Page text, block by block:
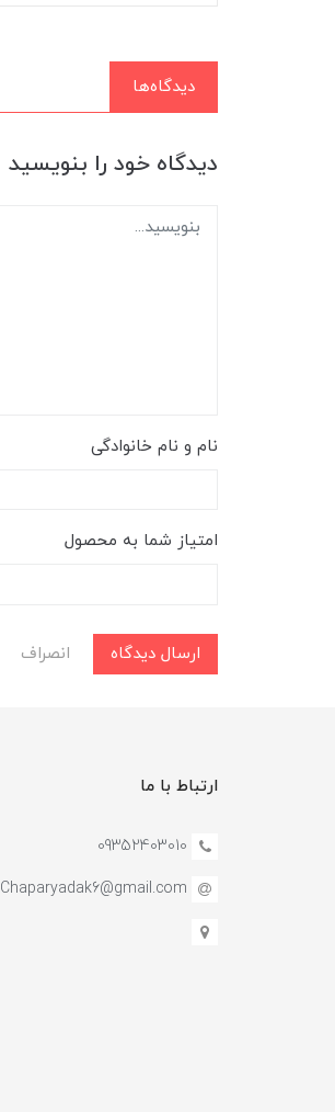
دیدگاه‌ها
دیدگاه خود را بنویسید
نام و نام خانوادگی
امتیاز شما به محصول
ارسال دیدگاه انصراف
ارتباط با ما
09352403010
Chaparyadak6@gmail.com